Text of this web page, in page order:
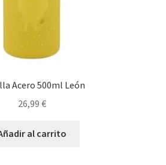
Acero 500ml León
26,99 €
al carrito